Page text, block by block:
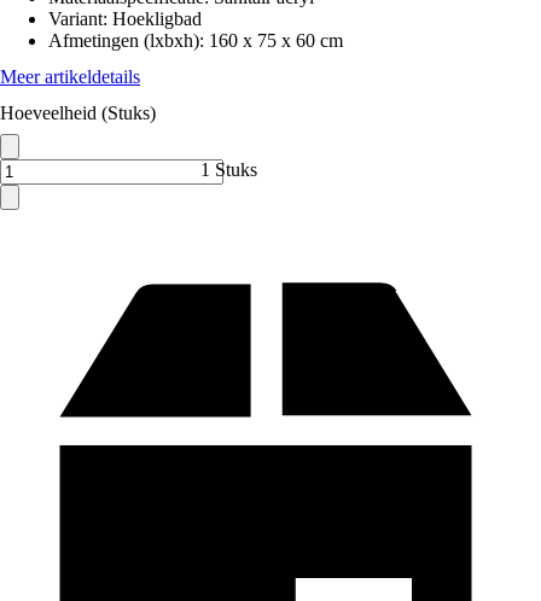
Variant: Hoekligbad
Afmetingen (lxbxh): 160 x 75 x 60 cm
Meer artikeldetails
Hoeveelheid (Stuks)
1 Stuks